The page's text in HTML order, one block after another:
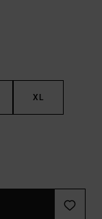
XL